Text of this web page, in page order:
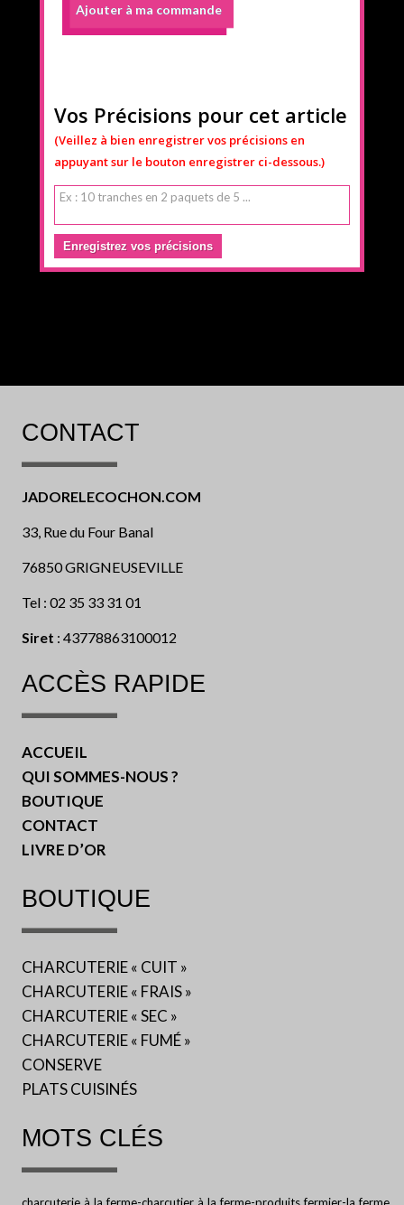
Ajouter à ma commande
Vos Précisions pour cet article
(Veillez à bien enregistrer vos précisions en
appuyant sur le bouton enregistrer ci-dessous.)
Enregistrez vos précisions
CONTACT
JADORELECOCHON.COM
33, Rue du Four Banal
76850 GRIGNEUSEVILLE
Tel : 02 35 33 31 01
Siret : 43778863100012
ACCÈS RAPIDE
ACCUEIL
QUI SOMMES-NOUS ?
BOUTIQUE
CONTACT
LIVRE D’OR
BOUTIQUE
CHARCUTERIE « CUIT »
CHARCUTERIE « FRAIS »
CHARCUTERIE « SEC »
CHARCUTERIE « FUMÉ »
CONSERVE
PLATS CUISINÉS
MOTS CLÉS